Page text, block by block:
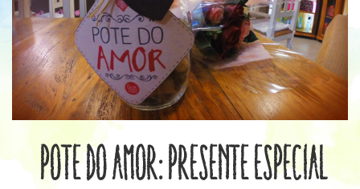
Pote do Amor: presente especial